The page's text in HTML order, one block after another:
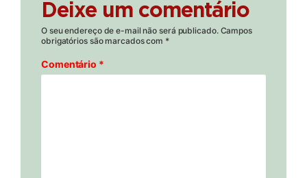
Deixe um comentário
O seu endereço de e-mail não será publicado. Campos
obrigatórios são marcados com *
Comentário *